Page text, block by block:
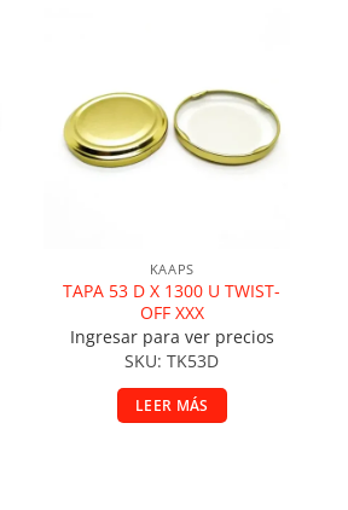
KAAPS
TAPA 53 D X 1300 U TWIST-
OFF XXX
Ingresar para ver precios
SKU: TK53D
LEER MÁS